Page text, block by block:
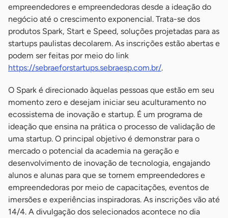
empreendedores e empreendedoras desde a ideação do
negócio até o crescimento exponencial. Trata-se dos
produtos Spark, Start e Speed, soluções projetadas para as
startups paulistas decolarem. As inscrições estão abertas e
podem ser feitas por meio do link
https://sebraeforstartups.sebraesp.com.br/.
O Spark é direcionado àquelas pessoas que estão em seu
momento zero e desejam iniciar seu aculturamento no
ecossistema de inovação e startup. É um programa de
ideação que ensina na prática o processo de validação de
uma startup. O principal objetivo é demonstrar para o
mercado o potencial da academia na geração e
desenvolvimento de inovação de tecnologia, engajando
alunos e alunas para que se tornem empreendedores e
empreendedoras por meio de capacitações, eventos de
imersões e experiências inspiradoras. As inscrições vão até
14/4. A divulgação dos selecionados acontece no dia